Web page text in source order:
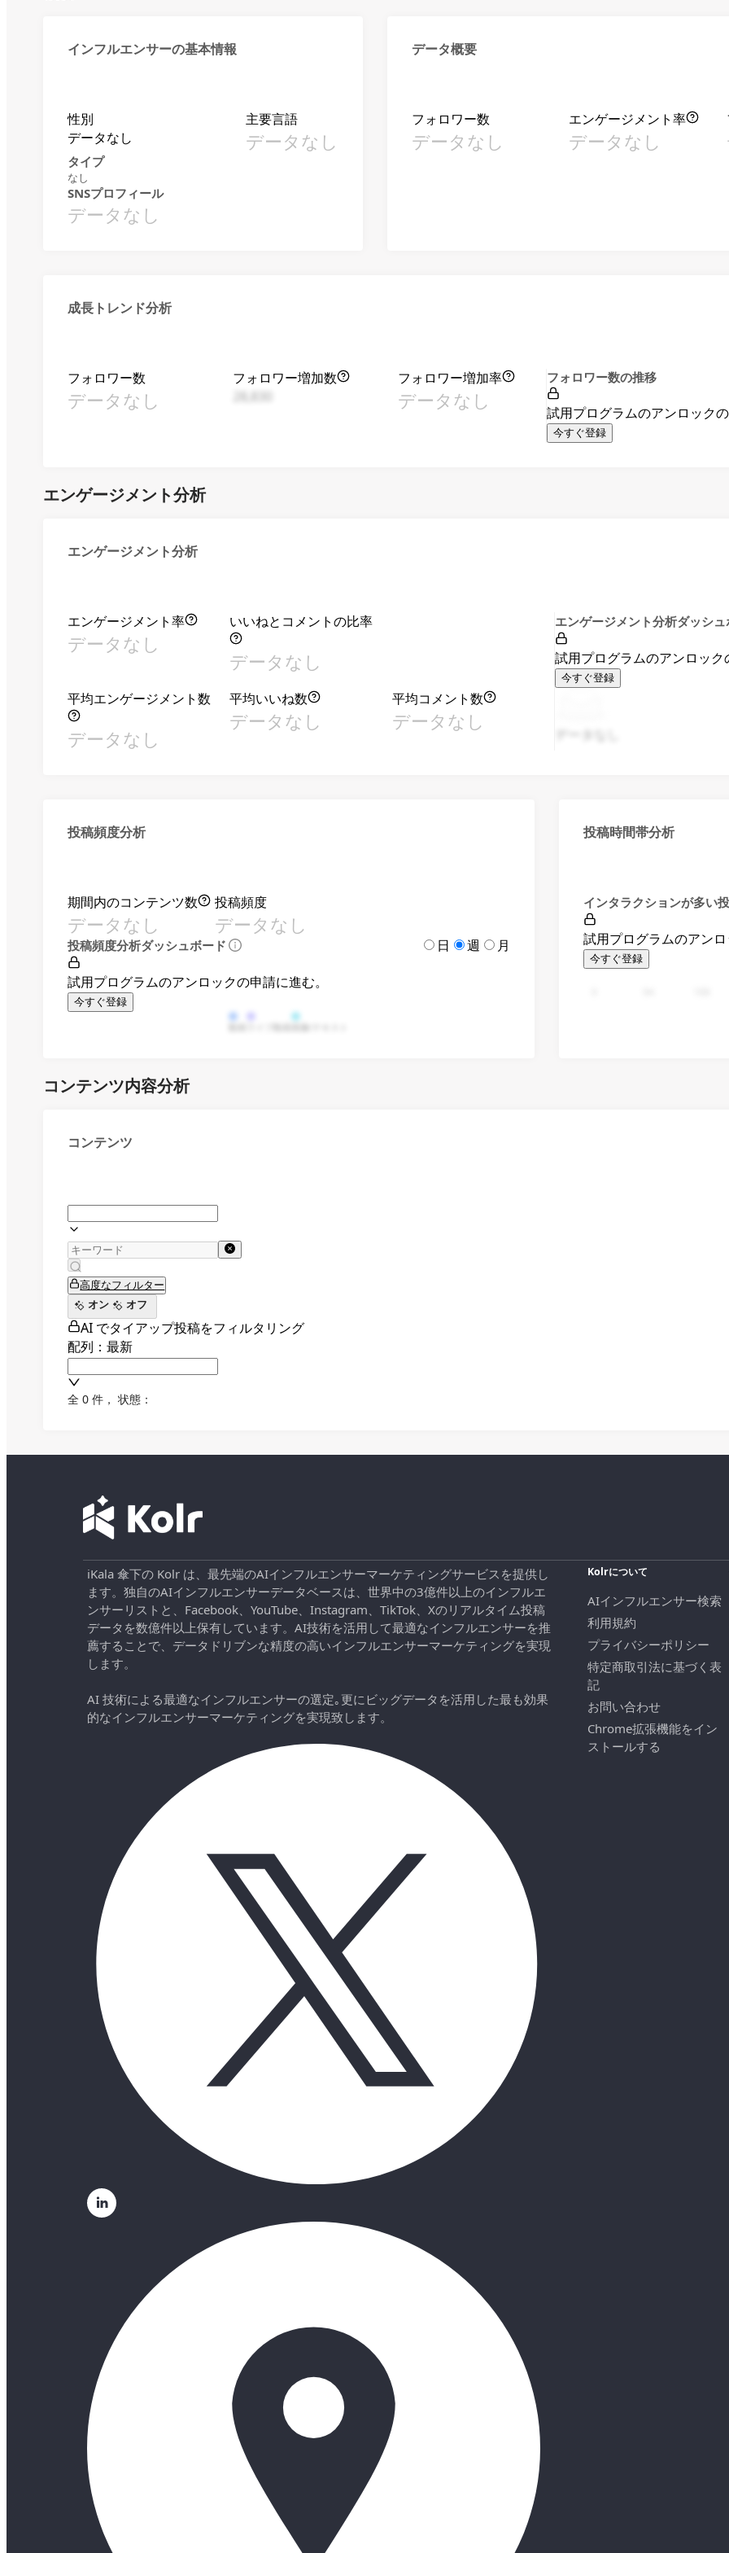
インフルエンサーの基本情報
性別
データなし
主要言語
データなし
タイプ
なし
SNSプロフィール
データなし
データ概要
フォロワー数
データなし
エンゲージメント率
データなし
成長トレンド分析
フォロワー数
データなし
フォロワー増加数
フォロワー増加率
データなし
フォロワー数の推移
試用プログラムのアンロックの
今すぐ登録
エンゲージメント分析
エンゲージメント分析
エンゲージメント率
データなし
いいねとコメントの比率
データなし
平均エンゲージメント数
データなし
平均いいね数
データなし
平均コメント数
データなし
エンゲージメント分析ダッシュ
試用プログラムのアンロック
今すぐ登録
投稿頻度分析
期間内のコンテンツ数
データなし
投稿頻度
データなし
投稿頻度分析ダッシュボード 日 週 月
試用プログラムのアンロックの申請に進む。
今すぐ登録
投稿時間帯分析
インタラクションが多い
試用プログラムのアンロ
今すぐ登録
コンテンツ内容分析
コンテンツ
高度なフィルター
オン
オフ
AI でタイアップ投稿をフィルタリング
配列：最新
全 0 件 ， 状態：
iKala 傘下の Kolr は、最先端のAIインフルエンサーマーケティングサービスを提供し
ます。独自のAIインフルエンサーデータベースは、世界中の3億件以上のインフルエ
ンサーリストと、Facebook、YouTube、Instagram、TikTok、Xのリアルタイム投稿
データを数億件以上保有しています。AI技術を活用して最適なインフルエンサーを推
薦することで、データドリブンな精度の高いインフルエンサーマーケティングを実現
します。
AI 技術による最適なインフルエンサーの選定｡更にビッグデータを活用した最も効果
的なインフルエンサーマーケティングを実現致します。
Kolrについて
AIインフルエンサー検索
利用規約
プライバシーポリシー
特定商取引法に基づく表
記
お問い合わせ
Chrome拡張機能をイン
ストールする